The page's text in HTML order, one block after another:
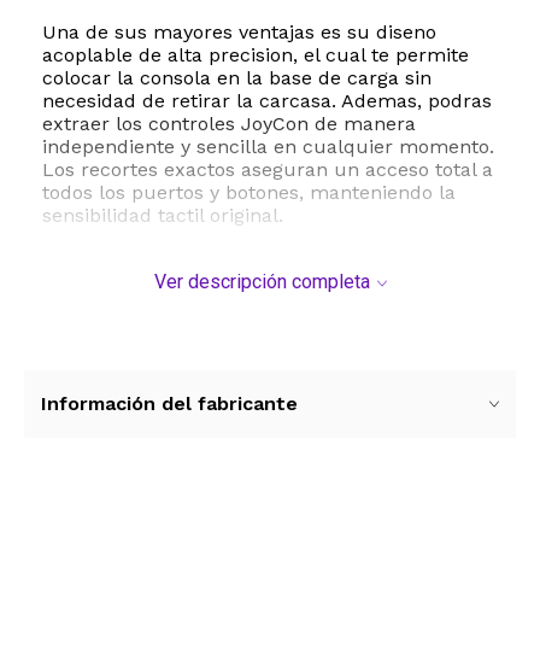
Una de sus mayores ventajas es su diseno
acoplable de alta precision, el cual te permite
colocar la consola en la base de carga sin
necesidad de retirar la carcasa. Ademas, podras
extraer los controles JoyCon de manera
independiente y sencilla en cualquier momento.
Los recortes exactos aseguran un acceso total a
todos los puertos y botones, manteniendo la
sensibilidad tactil original.
lamina de vidrio templado para la pantalla y
de transporte del mercado, convirtiendola en la
Ver descripción completa
Información del fabricante